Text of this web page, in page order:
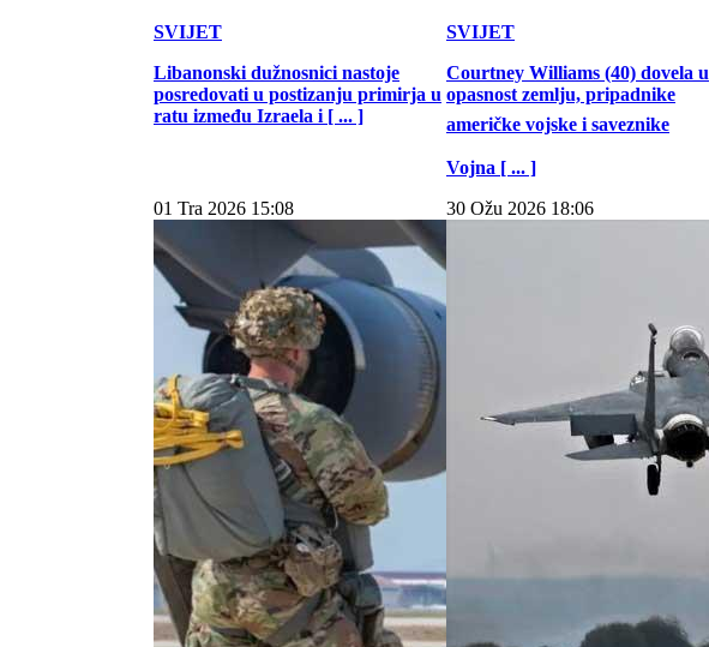
SVIJET
Libanonski dužnosnici nastoje
posredovati u postizanju primirja u
ratu između Izraela i [ ... ]
SVIJET
Courtney Williams (40) dovela u
opasnost zemlju, pripadnike
američke vojske i saveznike
Vojna [ ... ]
01 Tra 2026 15:08 30 Ožu 2026 18:06